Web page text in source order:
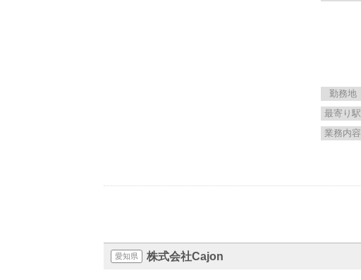
勤務地
最寄り駅
業務内容
愛知県 株式会社Cajon